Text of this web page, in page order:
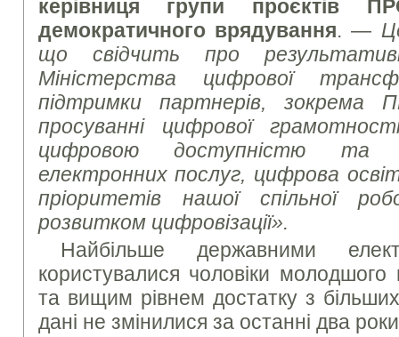
керівниця групи проєктів
демократичного врядування. —
що свідчить про
Міністерства цифрової
підтримки партнерів,
просуванні цифрової
цифровою доступністю та
електронних послуг, цифрова
пріоритетів нашої спільної
розвитком цифровізації».
Найбільше державними
користувалися чоловіки молодшого
та вищим рівнем достатку з
дані не змінилися за останні два